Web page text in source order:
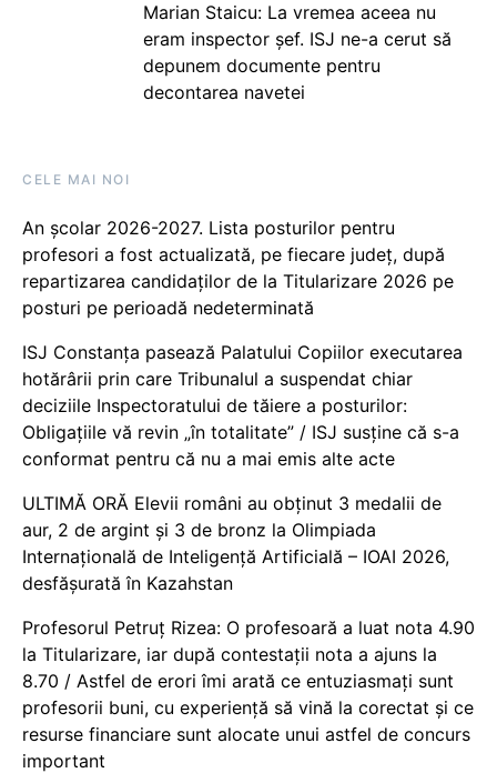
Marian Staicu: La vremea aceea nu
eram inspector șef. ISJ ne-a cerut să
depunem documente pentru
decontarea navetei
CELE MAI NOI
An școlar 2026-2027. Lista posturilor pentru
profesori a fost actualizată, pe fiecare județ, după
repartizarea candidaților de la Titularizare 2026 pe
posturi pe perioadă nedeterminată
ISJ Constanța pasează Palatului Copiilor executarea
hotărârii prin care Tribunalul a suspendat chiar
deciziile Inspectoratului de tăiere a posturilor:
Obligațiile vă revin „în totalitate” / ISJ susține că s-a
conformat pentru că nu a mai emis alte acte
ULTIMĂ ORĂ Elevii români au obținut 3 medalii de
aur, 2 de argint și 3 de bronz la Olimpiada
Internațională de Inteligență Artificială – IOAI 2026,
desfășurată în Kazahstan
Profesorul Petruț Rizea: O profesoară a luat nota 4.90
la Titularizare, iar după contestații nota a ajuns la
8.70 / Astfel de erori îmi arată ce entuziasmați sunt
profesorii buni, cu experiență să vină la corectat și ce
resurse financiare sunt alocate unui astfel de concurs
important